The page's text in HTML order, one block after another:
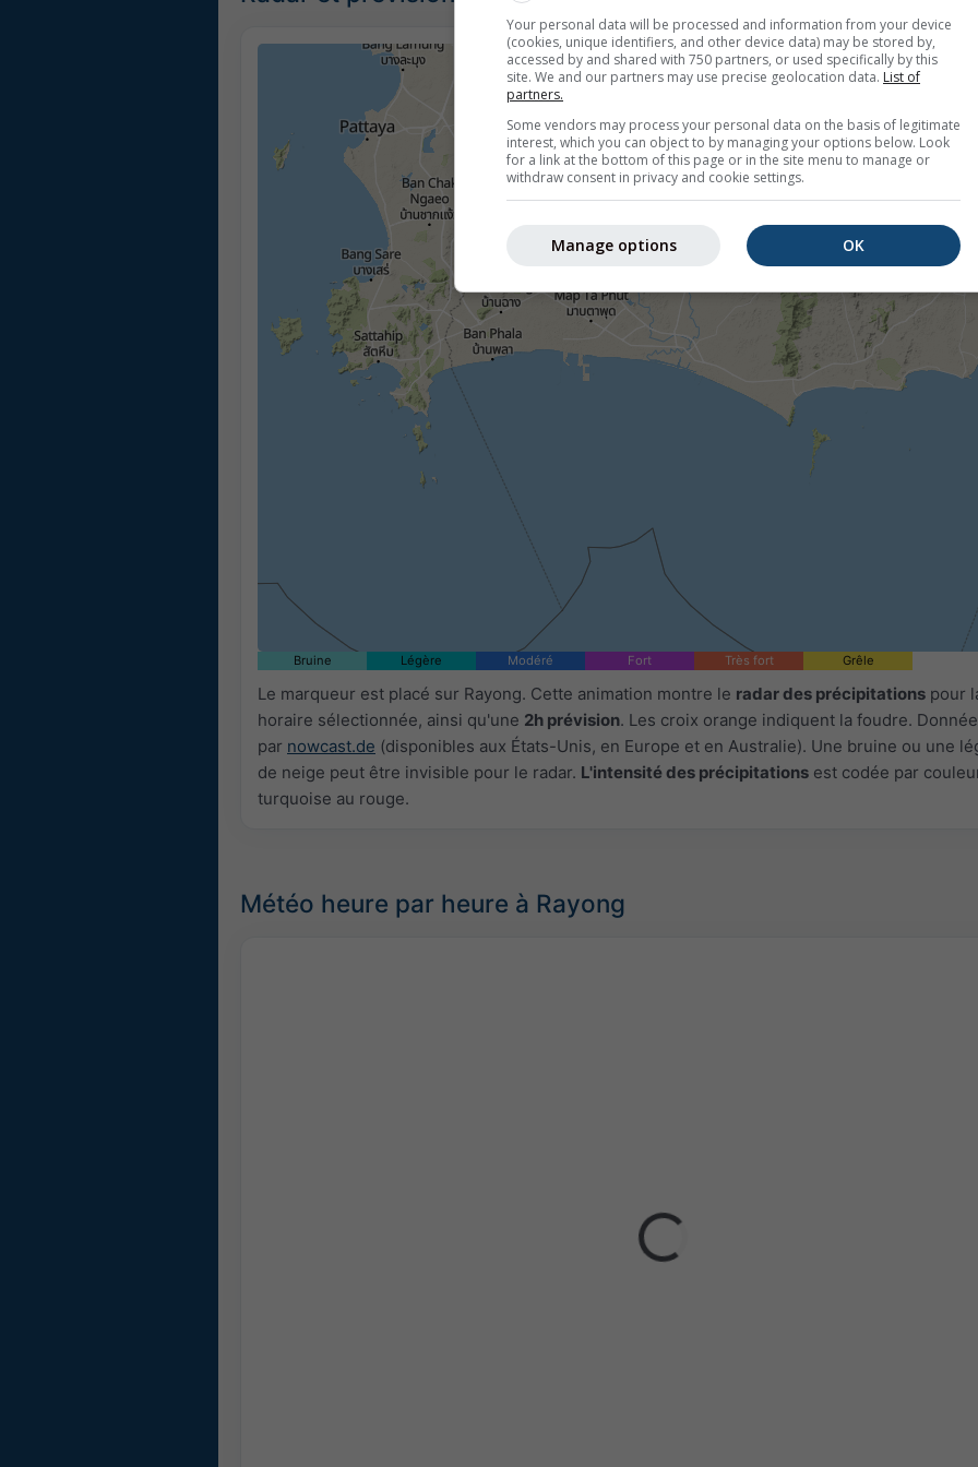
Bruine Légère Modéré Fort Très fort Grêle
Le marqueur est placé sur Rayong. Cette animation montre le radar des précipitations pour
horaire sélectionnée, ainsi qu'une 2h prévision. Les croix orange indiquent la foudre.
par nowcast.de (disponibles aux États-Unis, en Europe et en Australie). Une bruine ou une
de neige peut être invisible pour le radar. L'intensité des précipitations est codée par
turquoise au rouge.
Météo heure par heure à Rayong
Your personal data will be processed and information from your device
(cookies, unique identifiers, and other device data) may be stored by,
accessed by and shared with 750 partners, or used specifically by this
site. We and our partners may use precise geolocation data. List of
partners.
Some vendors may process your personal data on the basis of legitimate
interest, which you can object to by managing your options below. Look
for a link at the bottom of this page or in the site menu to manage or
withdraw consent in privacy and cookie settings.
OK
Manage options